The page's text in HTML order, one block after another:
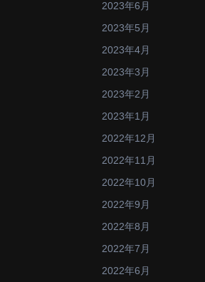
2023年6月
2023年5月
2023年4月
2023年3月
2023年2月
2023年1月
2022年12月
2022年11月
2022年10月
2022年9月
2022年8月
2022年7月
2022年6月